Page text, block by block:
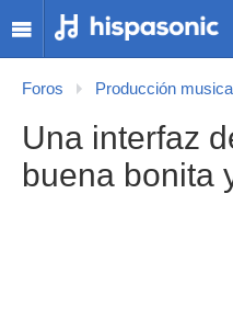
Foros Producción musical
Una interfaz
buena bonita